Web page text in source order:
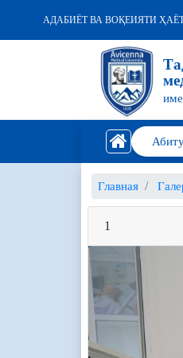
АДАБИЁТ ВА ВОҚЕИЯТИ
Главная
1